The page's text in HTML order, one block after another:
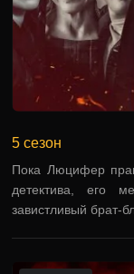
5 сезон
Пока Люцифер
детектива, его
завистливый брат-